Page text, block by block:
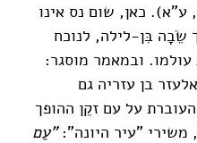
ע"א). כאן, שום נס אינו
שֵׂבָה בִּן-לילה, לנוכח
ובמאמר מוסגר:
בן עזריה גם
על עם זקֵן ההופך
משירי "עיר היונה":"עַם